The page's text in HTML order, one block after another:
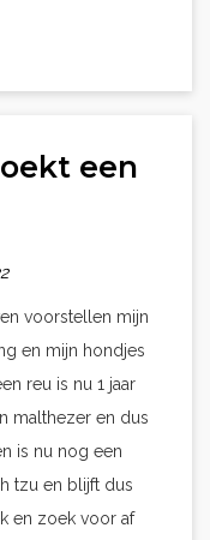
een
voorstellen mijn
en mijn hondjes
reu is nu 1 jaar
malthezer en dus
is nu nog een
tzu en blijft dus
en zoek voor af